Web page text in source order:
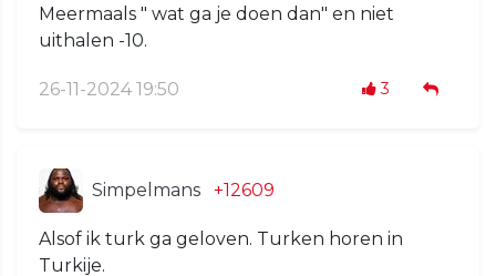
Meermaals " wat ga je doen dan" en niet
uithalen -10.
26-11-2024 19:50 3
Simpelmans +12609
Alsof ik turk ga geloven. Turken horen in
Turkije.